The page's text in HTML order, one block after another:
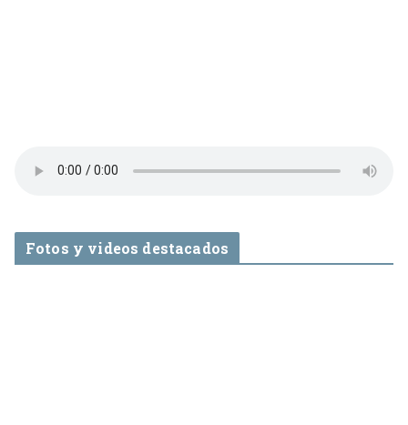
Fotos y videos destacados